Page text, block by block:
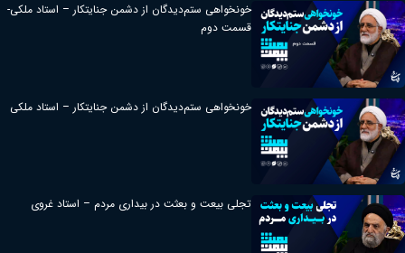
خونخواهی ستم‌دیدگان از دشمن جنایتکار – استاد ملکی-
قسمت دوم
خونخواهی ستم‌دیدگان از دشمن جنایتکار – استاد ملکی
تجلی بیعت و بعثت در بیداری مردم – استاد غروی